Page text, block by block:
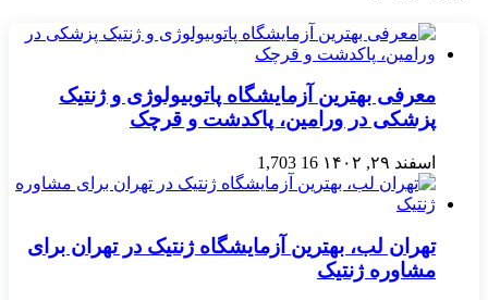
معرفی بهترین آزمایشگاه پاتوبیولوژی و ژنتیک
پزشکی در ورامین، پاکدشت و قرچک
اسفند ۲۹, ۱۴۰۲ 16
1,703
تهران لب، بهترین آزمایشگاه ژنتیک در تهران برای
مشاوره ژنتیک